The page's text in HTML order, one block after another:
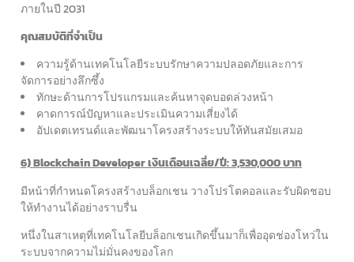
ภายในปี 2031
คุณสมบัติที่จำเป็น
ความรู้ด้านเทคโนโลยีระบบรักษาความปลอดภัยและการ
จัดการอย่างลึกซึ้ง
ทักษะด้านการโปรแกรมและค้นหาจุดบอดล่วงหน้า
คาดการณ์ปัญหาและประเมินความเสี่ยงได้
อัปเดตเทรนด์และพัฒนาโครงสร้างระบบให้ทันสมัยเสมอ
6) Blockchain Developer เงินเดือนเฉลี่ย/ปี: 3,530,000 บาท
มีหน้าที่กำหนดโครงสร้างบล็อกเชน วางโปรโตคอลและรับผิดชอบ
ให้ทำงานได้อย่างราบรื่น
หนึ่งในสาเหตุที่เทคโนโลยีบล็อกเชนเกิดขึ้นมาก็เพื่ออุดช่องโหว่ใน
ระบบจากความไม่มั่นคงของโลก